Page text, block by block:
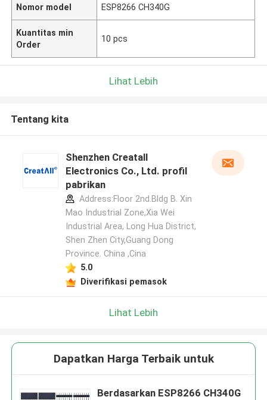
Tinggalkan pesan
Kami akan segera menghubungi Anda
Nomor model ESP8266 CH340G
Kuantitas min
Order
10 pcs
Lihat Lebih
Tentang kita
Shenzhen Creatall
Electronics Co., Ltd. profil
pabrikan
Address:Floor 2nd.Bldg B. Xin
Mao Industrial Zone,Xia Wei
Industrial Area, Long Hua District,
Shen Zhen City,Guang Dong
Province. China ,Cina
5.0
Diverifikasi pemasok
Lihat Lebih
Dapatkan Harga Terbaik untuk
Berdasarkan ESP8266 CH340G